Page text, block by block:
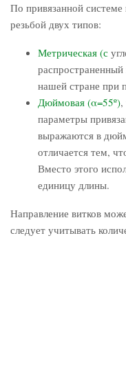
По привязанной
резьбой двух типов:
Метрическая (с
нашей стране при
Дюймовая (α=55º)
параметры
выражаются в
отличается тем,
Вместо этого
единицу длины.
Направление витков
следует учитывать